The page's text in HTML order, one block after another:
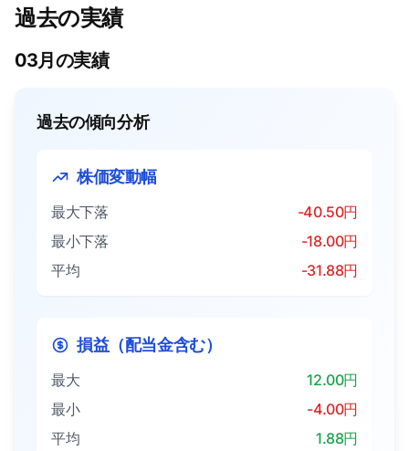
過去の実績
03月の実績
過去の傾向分析
株価変動幅
最大下落
-40.50円
最小下落
-18.00円
平均
-31.88円
損益（配当金含む）
最大
12.00円
最小
-4.00円
平均
1.88円